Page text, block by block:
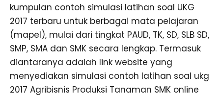
kumpulan contoh simulasi latihan soal UKG
2017 terbaru untuk berbagai mata pelajaran
(mapel), mulai dari tingkat PAUD, TK, SD, SLB SD,
SMP, SMA dan SMK secara lengkap. Termasuk
diantaranya adalah link website yang
menyediakan simulasi contoh latihan soal ukg
2017 Agribisnis Produksi Tanaman SMK online